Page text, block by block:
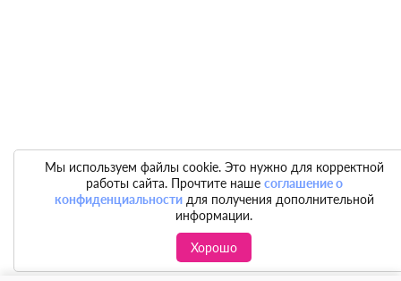
Мы используем файлы cookie. Это нужно для корректной
работы сайта. Прочтите наше соглашение о
конфиденциальностидля получения дополнительной
информации.
Хорошо